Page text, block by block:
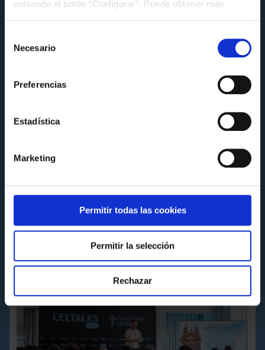
pulsando el botón “Configurar”. Puede obtener más
Necesario
Preferencias
Estadística
Marketing
Permitir todas las cookies
Permitir la selección
Rechazar
El Celta comparte su experiencia en
de la Alianza Galega polo Clima